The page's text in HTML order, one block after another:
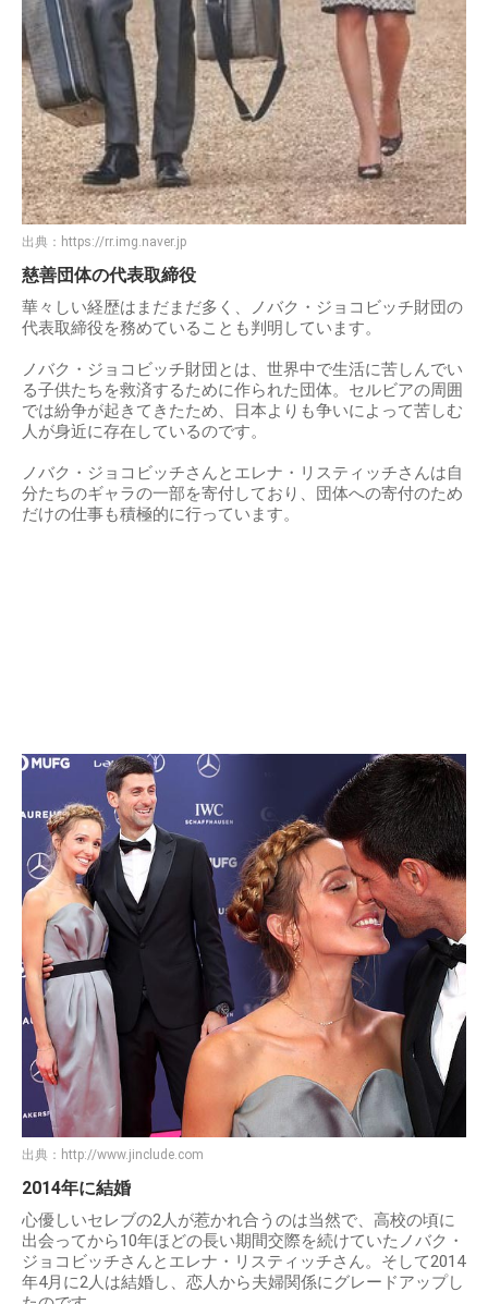
出典： https://rr.img.naver.jp
慈善団体の代表取締役
華々しい経歴はまだまだ多く、ノバク・ジョコビッチ財団の
代表取締役を務めていることも判明しています。
ノバク・ジョコビッチ財団とは、世界中で生活に苦しんでい
る子供たちを救済するために作られた団体。セルビアの周囲
では紛争が起きてきたため、日本よりも争いによって苦しむ
人が身近に存在しているのです。
ノバク・ジョコビッチさんとエレナ・リスティッチさんは自
分たちのギャラの一部を寄付しており、団体への寄付のため
だけの仕事も積極的に行っています。
出典： http://www.jinclude.com
2014年に結婚
心優しいセレブの2人が惹かれ合うのは当然で、高校の頃に
出会ってから10年ほどの長い期間交際を続けていたノバク・
ジョコビッチさんとエレナ・リスティッチさん。そして2014
年4月に2人は結婚し、恋人から夫婦関係にグレードアップし